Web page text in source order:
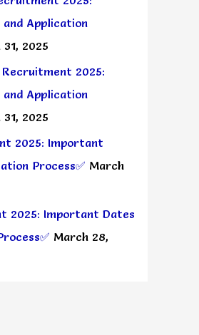
Application
2025
2025:
Application
2025
2025: Important
Process✅ March
2025: Important Dates
March 28,